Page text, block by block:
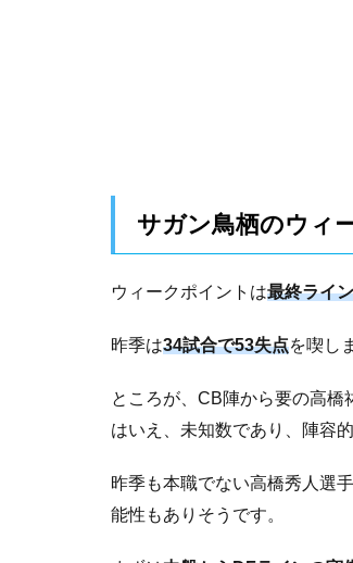
サガン鳥栖のウィ
ウィークポイントは最終ライ
昨季は34試合で53失点を喫し
ところが、CB陣から要の高橋
はいえ、未知数であり、陣容
昨季も本職でない高橋秀人選
能性もありそうです。